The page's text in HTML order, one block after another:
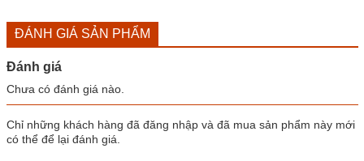
ĐÁNH GIÁ SẢN PHẨM
Đánh giá
Chưa có đánh giá nào.
Chỉ những khách hàng đã đăng nhập và đã mua sản phẩm này mới
có thể để lại đánh giá.